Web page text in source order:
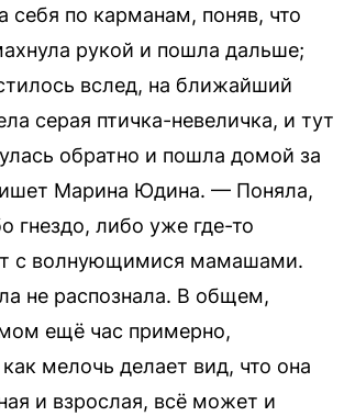
себя по карманам, поняв, что
рукой и пошла дальше;
вслед, на ближайший
серая птичка-невеличка, и тут
обратно и пошла домой за
Марина Юдина. — Поняла,
гнездо, либо уже где-то
с волнующимися мамашами.
не распознала. В общем,
ещё час примерно,
мелочь делает вид, что она
и взрослая, всё может и